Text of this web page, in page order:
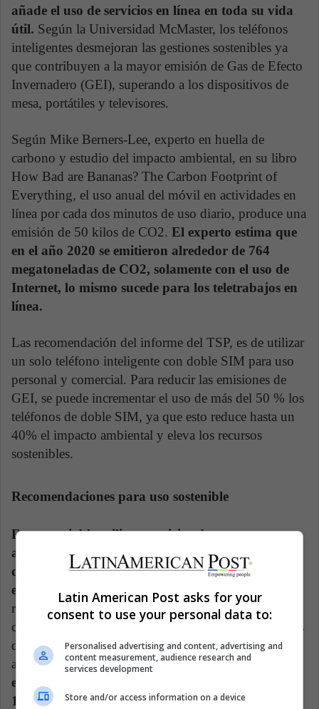
añade el uso de servicios en línea en toda su vida
útil. Según la Universidad McMaster, los teléfonos
inteligentes desmejoran las gestiones sostenibles ya
que contribuyen a la mayor emisión de Gas de Efecto
Invernadero (GEI), superando a los dispositivos de
mesa, portátiles y televisores.
Según Mike Berners-Lee, experto en huella de
carbono y estudio del impacto ambiental, en su libro
How Bad are Bananas? The Carbon Footprint of
Everything, el uso anual del móvil en actividades en
línea por cada dos minutos de uso diario, produce una
emisión de 50 kilos de CO2. El experto estima que
en el año 2020 se emitieron alrededor de 764
megatoneladas de CO2, solamente con el uso de
Internet, lo mismo sucede para los teletrabajos en
línea.
Las recomendación del informe del TSP, es de utilizar
un solo teléfono inteligente con doble SIM para uso
personal y comercial. Para reducir las emisiones de
GEI, se puede incrementar el uso de más del 50 % los
teléfonos de doble SIM, ya que esto reduce hasta un
40% el impacto ambiental y eleva los recursos
sostenibles.
Recomendaciones para uso sostenible
Es aconsejable utilizar servicios de
almacenamiento en la nube, para albergar
documentos y evitar el envío constante por correo
electrónico. El uso de plataformas online en
reemplazo de las actividades por correo electrónico
constantemente, reduce el consumo energético en más
del 80%, logrando reducir emisiones GEI en el
ambiente. Según los datos del TSP, el impacto
energético producido por teletrabajos en línea es
1.500 veces mayor al del uso regular del
Latin American Post asks for your
consent to use your personal data to:
Personalised advertising and content, advertising and
content measurement, audience research and
services development
Store and/or access information on a device